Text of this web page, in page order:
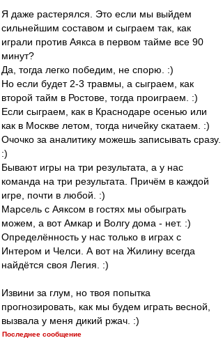
Я даже растерялся. Это если мы выйдем
сильнейшим составом и сыграем так, как
играли против Аякса в первом тайме все 90
минут?
Да, тогда легко победим, не спорю. :)
Но если будет 2-3 травмы, а сыграем, как
второй тайм в Ростове, тогда проиграем. :)
Если сыграем, как в Краснодаре осенью или
как в Москве летом, тогда ничейку скатаем. :)
Очочко за аналитику можешь записывать сразу.
:)
Бывают игры на три результата, а у нас
команда на три результата. Причём в каждой
игре, почти в любой. :)
Марсель с Аяксом в гостях мы обыграть
можем, а вот Амкар и Волгу дома - нет. :)
Определённость у нас только в играх с
Интером и Челси. А вот на Жилину всегда
найдётся своя Легия. :)
Извини за глум, но твоя попытка
прогнозировать, как мы будем играть весной,
вызвала у меня дикий ржач. :)
Последнее сообщение